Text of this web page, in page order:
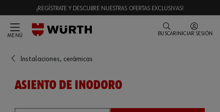
¡REGÍSTRATE Y DESCUBRE NUESTRAS OFERTAS EXCLUSIVAS!
MENÚ BUSCAR INICIAR SESIÓN
Instalaciones, cerámicas
ASIENTO DE INODORO